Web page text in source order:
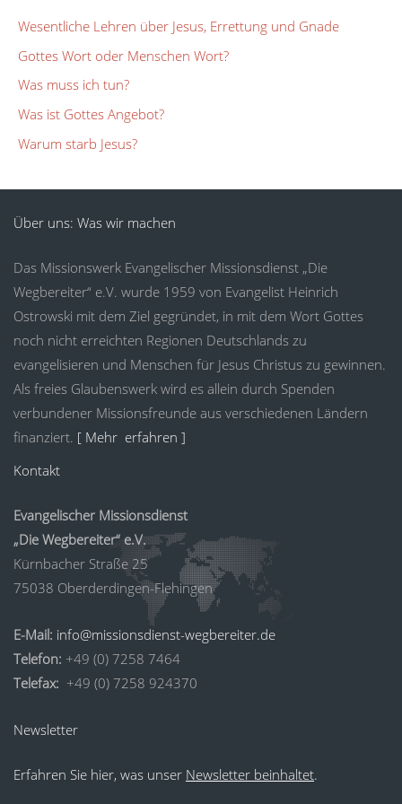
Wesentliche Lehren über Jesus, Errettung und Gnade
Gottes Wort oder Menschen Wort?
Was muss ich tun?
Was ist Gottes Angebot?
Warum starb Jesus?
Über uns: Was wir machen
Das Missionswerk Evangelischer Missionsdienst „Die
Wegbereiter“ e.V. wurde 1959 von Evangelist Heinrich
Ostrowski mit dem Ziel gegründet, in mit dem Wort Gottes
noch nicht erreichten Regionen Deutschlands zu
evangelisieren und Menschen für Jesus Christus zu gewinnen.
Als freies Glaubenswerk wird es allein durch Spenden
verbundener Missionsfreunde aus verschiedenen Ländern
finanziert. [ Mehr erfahren ]
Kontakt
Evangelischer Missionsdienst
„Die Wegbereiter“ e.V.
Kürnbacher Straße 25
75038 Oberderdingen-Flehingen
E-Mail: info@missionsdienst-wegbereiter.de
Telefon: +49 (0) 7258 7464
Telefax: +49 (0) 7258 924370
Newsletter
Erfahren Sie hier, was unser Newsletter beinhaltet.